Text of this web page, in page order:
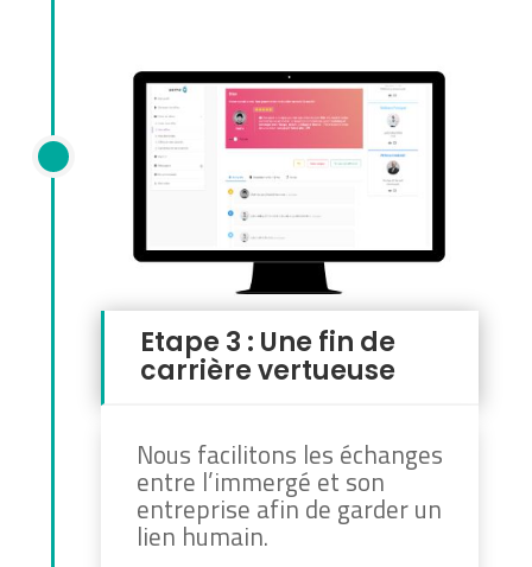
Etape 3 : Une fin de
carrière vertueuse
Nous facilitons les échanges
entre l’immergé et son
entreprise afin de garder un
lien humain.